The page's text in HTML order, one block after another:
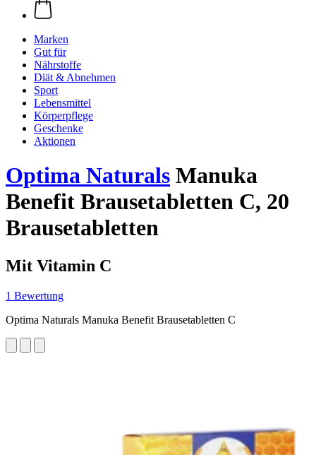
Marken
Gut für
Nährstoffe
Diät & Abnehmen
Sport
Lebensmittel
Körperpflege
Geschenke
Aktionen
Optima Naturals Manuka
Benefit Brausetabletten C, 20
Brausetabletten
Mit Vitamin C
1 Bewertung
Optima Naturals Manuka Benefit Brausetabletten C